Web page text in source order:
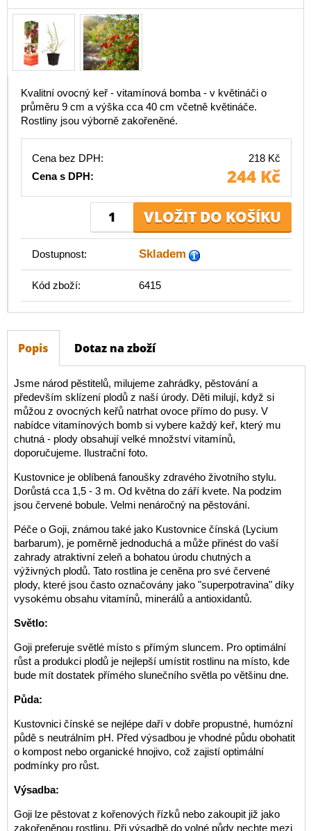
Kvalitní ovocný keř - vitamínová bomba - v květináči o
průměru 9 cm a výška cca 40 cm včetně květináče.
Rostliny jsou výborně zakořeněné.
Cena bez DPH:
218 Kč
Cena s DPH:
244 Kč
Dostupnost: Skladem
Kód zboží: 6415
Popis Dotaz na zboží
Jsme národ pěstitelů, milujeme zahrádky, pěstování a
především sklízení plodů z naší úrody. Děti milují, když si
můžou z ovocných keřů natrhat ovoce přímo do pusy. V
nabídce vitamínových bomb si vybere každý keř, který mu
chutná - plody obsahují velké množství vitamínů,
doporučujeme. Ilustrační foto.
Kustovnice je oblíbená fanoušky zdravého životního stylu.
Dorůstá cca 1,5 - 3 m. Od května do září kvete. Na podzim
jsou červené bobule. Velmi nenáročný na pěstování.
Péče o Goji, známou také jako Kustovnice čínská (Lycium
barbarum), je poměrně jednoduchá a může přinést do vaší
zahrady atraktivní zeleň a bohatou úrodu chutných a
výživných plodů. Tato rostlina je ceněna pro své červené
plody, které jsou často označovány jako "superpotravina" díky
vysokému obsahu vitamínů, minerálů a antioxidantů.
Světlo:
Goji preferuje světlé místo s přímým sluncem. Pro optimální
růst a produkci plodů je nejlepší umístit rostlinu na místo, kde
bude mít dostatek přímého slunečního světla po většinu dne.
Půda:
Kustovnici čínské se nejlépe daří v dobře propustné, humózní
půdě s neutrálním pH. Před výsadbou je vhodné půdu obohatit
o kompost nebo organické hnojivo, což zajistí optimální
podmínky pro růst.
Výsadba:
Goji lze pěstovat z kořenových řízků nebo zakoupit již jako
zakořeněnou rostlinu. Při výsadbě do volné půdy nechte mezi